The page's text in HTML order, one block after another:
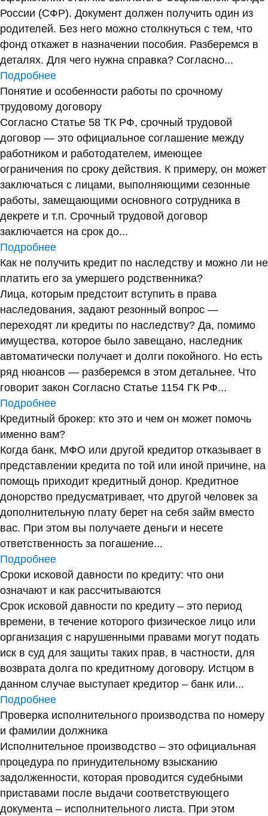
России (СФР). Документ должен получить один из
родителей. Без него можно столкнуться с тем, что
фонд откажет в назначении пособия. Разберемся в
деталях. Для чего нужна справка? Согласно...
Подробнее
Понятие и особенности работы по срочному
трудовому договору
Согласно Статье 58 ТК РФ, срочный трудовой
договор — это официальное соглашение между
работником и работодателем, имеющее
ограничения по сроку действия. К примеру, он может
заключаться с лицами, выполняющими сезонные
работы, замещающими основного сотрудника в
декрете и т.п. Срочный трудовой договор
заключается на срок до...
Подробнее
Как не получить кредит по наследству и можно ли не
платить его за умершего родственника?
Лица, которым предстоит вступить в права
наследования, задают резонный вопрос —
переходят ли кредиты по наследству? Да, помимо
имущества, которое было завещано, наследник
автоматически получает и долги покойного. Но есть
ряд нюансов — разберемся в этом детальнее. Что
говорит закон Согласно Статье 1154 ГК РФ...
Подробнее
Кредитный брокер: кто это и чем он может помочь
именно вам?
Когда банк, МФО или другой кредитор отказывает в
представлении кредита по той или иной причине, на
помощь приходит кредитный донор. Кредитное
донорство предусматривает, что другой человек за
дополнительную плату берет на себя займ вместо
вас. При этом вы получаете деньги и несете
ответственность за погашение...
Подробнее
Сроки исковой давности по кредиту: что они
означают и как рассчитываются
Срок исковой давности по кредиту – это период
времени, в течение которого физическое лицо или
организация с нарушенными правами могут подать
иск в суд для защиты таких прав, в частности, для
возврата долга по кредитному договору. Истцом в
данном случае выступает кредитор – банк или...
Подробнее
Проверка исполнительного производства по номеру
и фамилии должника
Исполнительное производство – это официальная
процедура по принудительному взысканию
задолженности, которая проводится судебными
приставами после выдачи соответствующего
документа – исполнительного листа. При этом